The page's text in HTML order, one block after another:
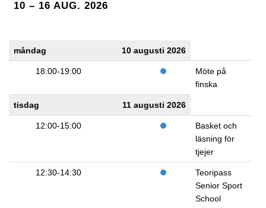
10 – 16 AUG. 2026
måndag 10 augusti 2026
18:00-19:00
Möte på
finska
tisdag 11 augusti 2026
12:00-15:00
Basket och
läsning för
tjejer
12:30-14:30
Teoripass
Senior Sport
School